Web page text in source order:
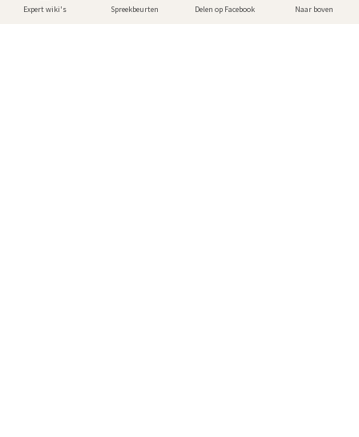
Expert wiki's Spreekbeurten Delen op Facebook Naar boven